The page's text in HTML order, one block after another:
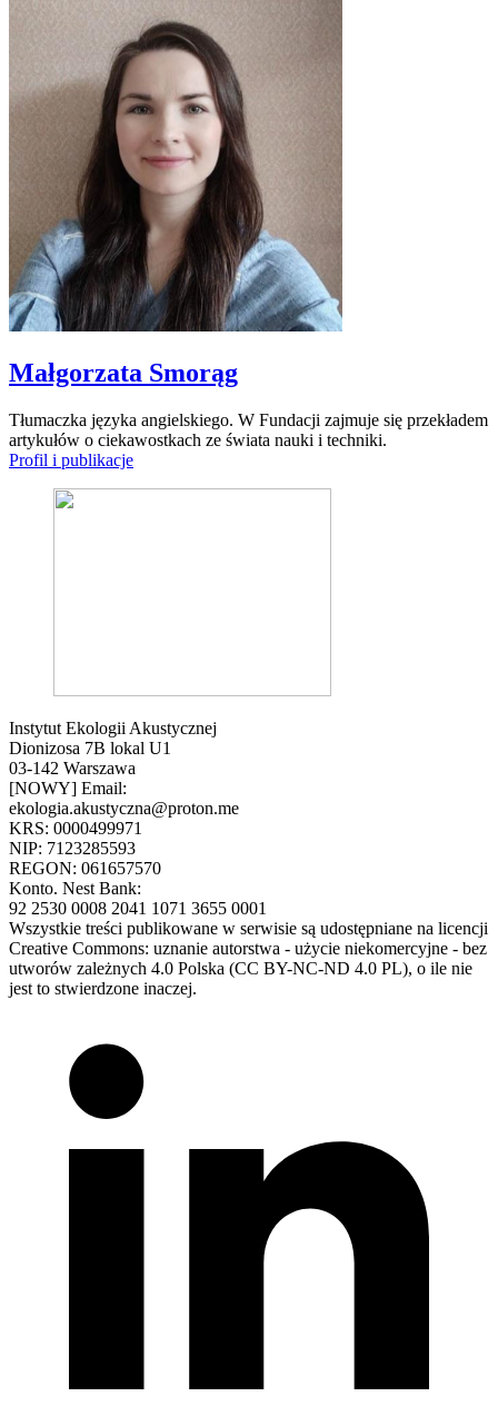
Małgorzata Smorąg
Tłumaczka języka angielskiego. W Fundacji zajmuje się przekładem
artykułów o ciekawostkach ze świata nauki i techniki.
Profil i publikacje
Instytut Ekologii Akustycznej
Dionizosa 7B lokal U1
03-142 Warszawa
[NOWY] Email:
ekologia.akustyczna@proton.me
KRS: 0000499971
NIP: 7123285593
REGON: 061657570
Konto. Nest Bank:
92 2530 0008 2041 1071 3655 0001
Wszystkie treści publikowane w serwisie są udostępniane na licencji
Creative Commons: uznanie autorstwa - użycie niekomercyjne - bez
utworów zależnych 4.0 Polska (CC BY-NC-ND 4.0 PL), o ile nie
jest to stwierdzone inaczej.